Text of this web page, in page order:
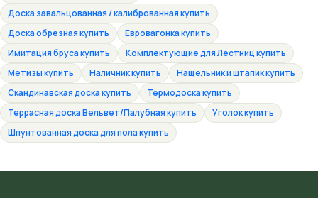
Доска завальцованная / калиброванная купить
Доска обрезная купить
Евровагонка купить
Имитация бруса купить
Комплектующие для Лестниц купить
Метизы купить
Наличник купить
Нащельник и штапик купить
Скандинавская доска купить
Термодоска купить
Террасная доска Вельвет/Палубная купить
Уголок купить
Шпунтованная доска для пола купить